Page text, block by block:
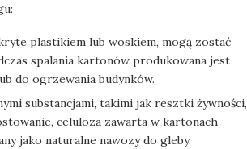
plastikiem lub woskiem, mogą zostać
spalania kartonów produkowana jest
do ogrzewania budynków.
substancjami, takimi jak resztki żywności,
celuloza zawarta w kartonach
jako naturalne nawozy do gleby.